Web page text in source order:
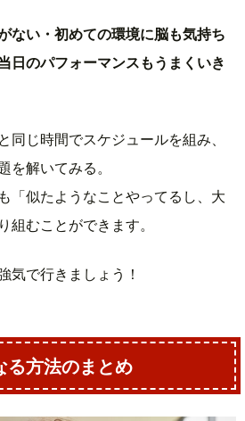
ない・初めての環境に脳も気持ち
日のパフォーマンスもうまくいき
同じ時間でスケジュールを組み、
を解いてみる。
「似たようなことやってるし、大
組むことができます。
気で行きましょう！
る方法のまとめ